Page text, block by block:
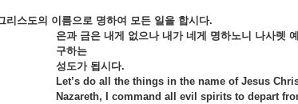
리스도의 이름으로 명하여 모든 일을 합시다.
은과 금은 내게 없으나 내가 네게 명하노니 나사렛
구하는
성도가 됩시다.
Let’s do all the things in the name of Jesus
Nazareth, I command all evil spirits to depart